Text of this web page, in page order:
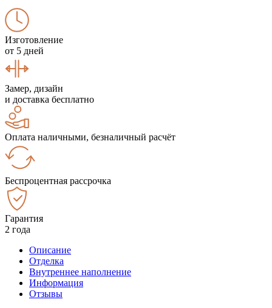
Изготовление
от 5 дней
Замер, дизайн
и доставка бесплатно
Оплата наличными, безналичный расчёт
Беспроцентная рассрочка
Гарантия
2 года
Описание
Отделка
Внутреннее наполнение
Информация
Отзывы